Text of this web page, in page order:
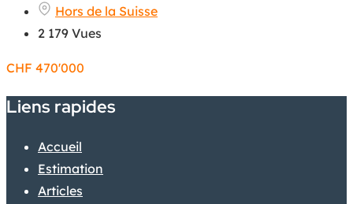
Hors de la Suisse
2 179 Vues
CHF 470'000
Liens rapides
Accueil
Estimation
Articles